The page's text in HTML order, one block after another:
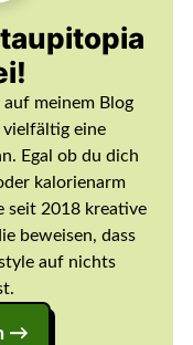
meinem Blog
vielfältig eine
Egal ob du dich
kalorienarm
seit 2018 kreative
beweisen, dass
auf nichts
→